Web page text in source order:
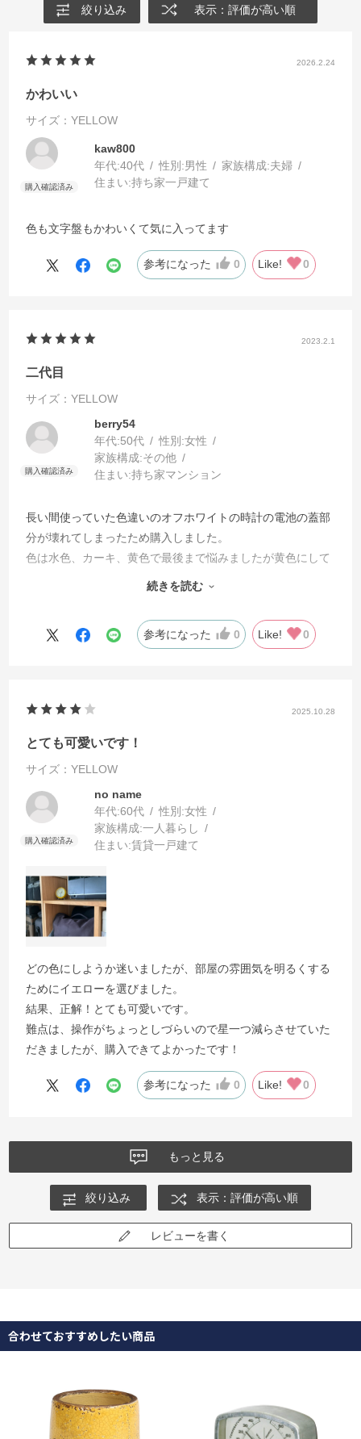
絞り込み 表示：評価が高い順
2026.2.24
かわいい
サイズ：YELLOW
kaw800
年代:40代 性別:男性 家族構成:夫婦
住まい:持ち家一戸建て
色も文字盤もかわいくて気に入ってます
参考になった 0 Like! 0
2023.2.1
二代目
サイズ：YELLOW
berry54
年代:50代 性別:女性
家族構成:その他
住まい:持ち家マンション
長い間使っていた色違いのオフホワイトの時計の電池の蓋部
分が壊れてしまったため購入しました。
色は水色、カーキ、黄色で最後まで悩みましたが黄色にして
良かったです。いいアクセントになっています。
続きを読む
参考になった 0 Like! 0
2025.10.28
とても可愛いです！
サイズ：YELLOW
no name
年代:60代 性別:女性
家族構成:一人暮らし
住まい:賃貸一戸建て
どの色にしようか迷いましたが、部屋の雰囲気を明るくする
ためにイエローを選びました。
結果、正解！とても可愛いです。
難点は、操作がちょっとしづらいので星一つ減らさせていた
だきましたが、購入できてよかったです！
参考になった 0 Like! 0
もっと見る
絞り込み 表示：評価が高い順
レビューを書く
合わせておすすめしたい商品